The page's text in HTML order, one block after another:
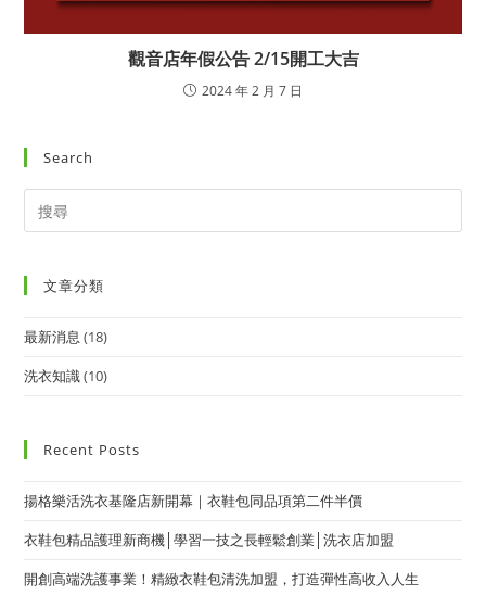
觀音店年假公告 2/15開工大吉
2024 年 2 月 7 日
Search
文章分類
最新消息 (18)
洗衣知識(10)
Recent Posts
揚格樂活洗衣基隆店新開幕｜衣鞋包同品項第二件半價
衣鞋包精品護理新商機│學習一技之長輕鬆創業│洗衣店加盟
開創高端洗護事業！精緻衣鞋包清洗加盟，打造彈性高收入人生